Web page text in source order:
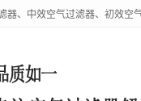
、中效空气过滤器、初效空